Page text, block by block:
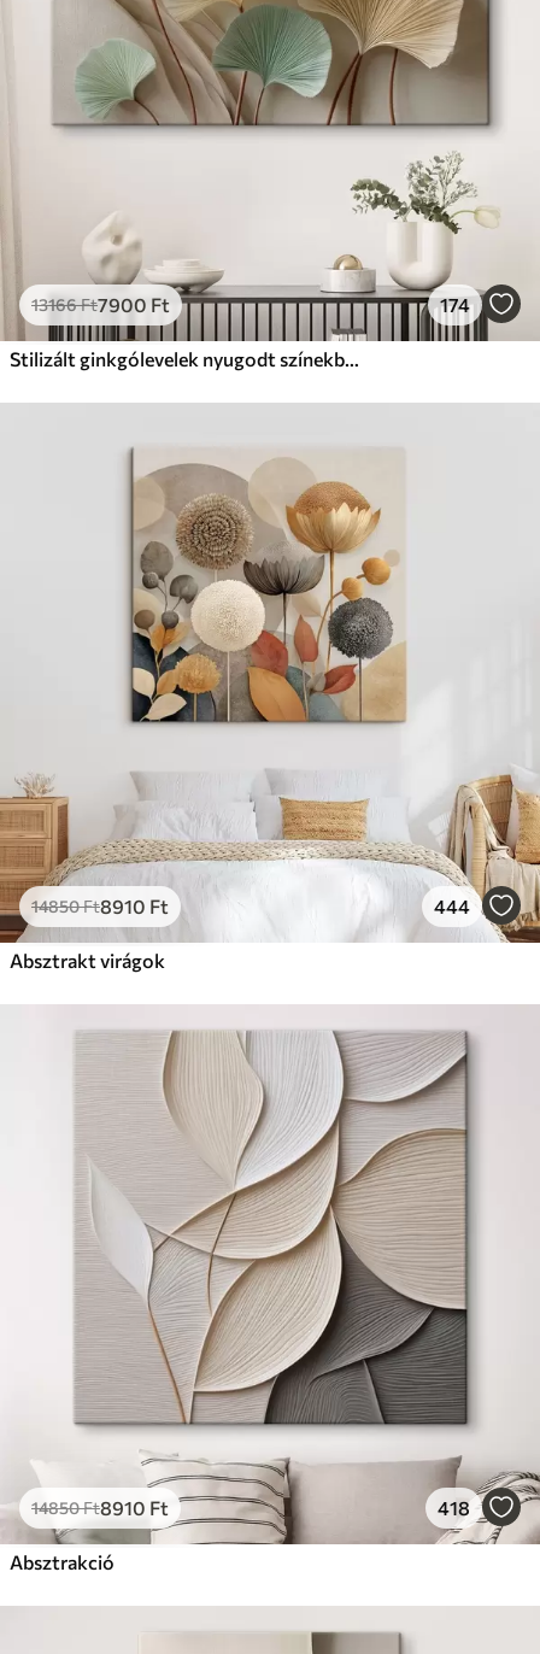
Ft
Élénk, gazdag színek
Fakulásálló
✓Biztonságos, szagtalan tinta
Eco-Prémium
Tól12405Ft
✓Élénk, gazdag színek
✓Fakulásálló
Környezetbarát anyag
13166Ft7900 Ft 174
Stilizált ginkgólevelek nyugodt színekben
14850Ft8910 Ft 444
Absztrakt virágok
14850Ft8910 Ft 418
Absztrakció